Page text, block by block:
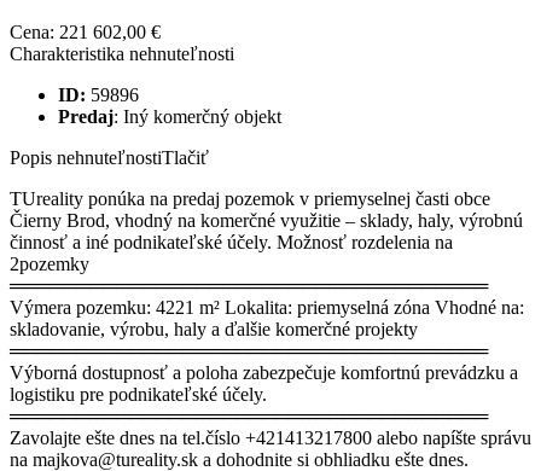
Cena: 221 602,00 €
Charakteristika nehnuteľnosti
ID: 59896
Predaj: Iný komerčný objekt
Popis nehnuteľnostiTlačiť
TUreality ponúka na predaj pozemok v priemyselnej časti obce
Čierny Brod, vhodný na komerčné využitie – sklady, haly, výrobnú
činnosť a iné podnikateľské účely. Možnosť rozdelenia na
2pozemky
════════════════════════════════════
Výmera pozemku: 4221 m² Lokalita: priemyselná zóna Vhodné na:
skladovanie, výrobu, haly a ďalšie komerčné projekty
════════════════════════════════════
Výborná dostupnosť a poloha zabezpečuje komfortnú prevádzku a
logistiku pre podnikateľské účely.
════════════════════════════════════
Zavolajte ešte dnes na tel.číslo +421413217800 alebo napíšte správu
na majkova@tureality.sk a dohodnite si obhliadku ešte dnes.